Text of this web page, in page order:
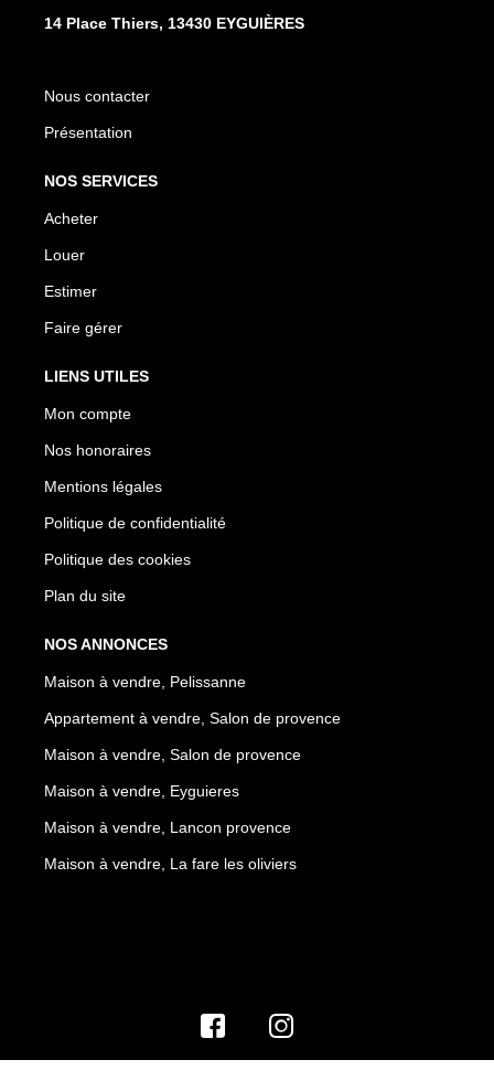
14 Place Thiers, 13430 EYGUIÈRES
Nous contacter
Présentation
NOS SERVICES
Acheter
Louer
Estimer
Faire gérer
LIENS UTILES
Mon compte
Nos honoraires
Mentions légales
Politique de confidentialité
Politique des cookies
Plan du site
NOS ANNONCES
Maison à vendre, Pelissanne
Appartement à vendre, Salon de provence
Maison à vendre, Salon de provence
Maison à vendre, Eyguieres
Maison à vendre, Lancon provence
Maison à vendre, La fare les oliviers